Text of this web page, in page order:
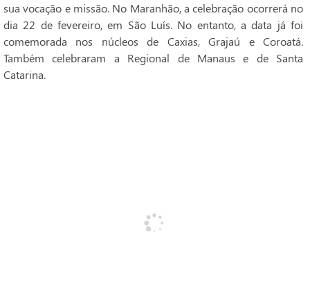
sua vocação e missão. No Maranhão, a celebração ocorrerá no
dia 22 de fevereiro, em São Luís. No entanto, a data já foi
comemorada nos núcleos de Caxias, Grajaú e Coroatá.
Também celebraram a Regional de Manaus e de Santa
Catarina.